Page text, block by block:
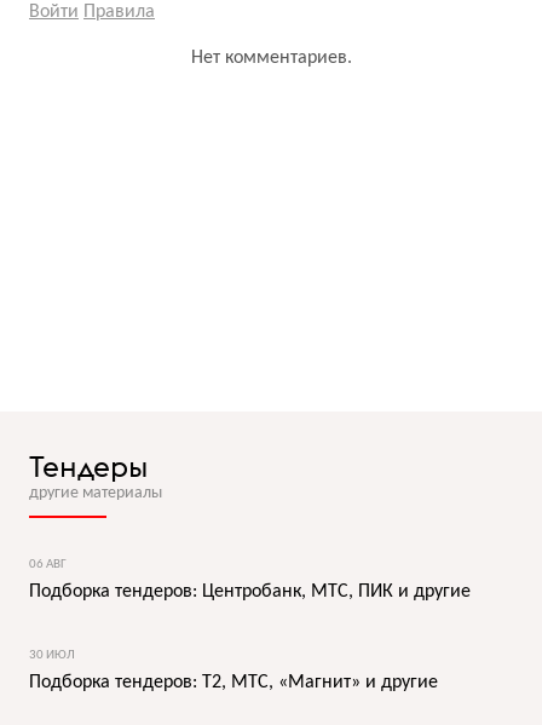
Войти Правила
Нет комментариев.
Тендеры
другие материалы
06 АВГ
Подборка тендеров: Центробанк, МТС, ПИК и другие
30 ИЮЛ
Подборка тендеров: T2, МТС, «Магнит» и другие